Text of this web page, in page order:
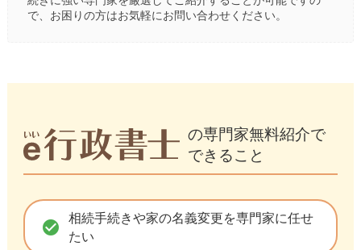
で、お困りの方はお気軽にお問い合わせください。
の専門家無料紹介で
できること
check_circle 相続手続きや家の名義変更を専門家に任せ
たい